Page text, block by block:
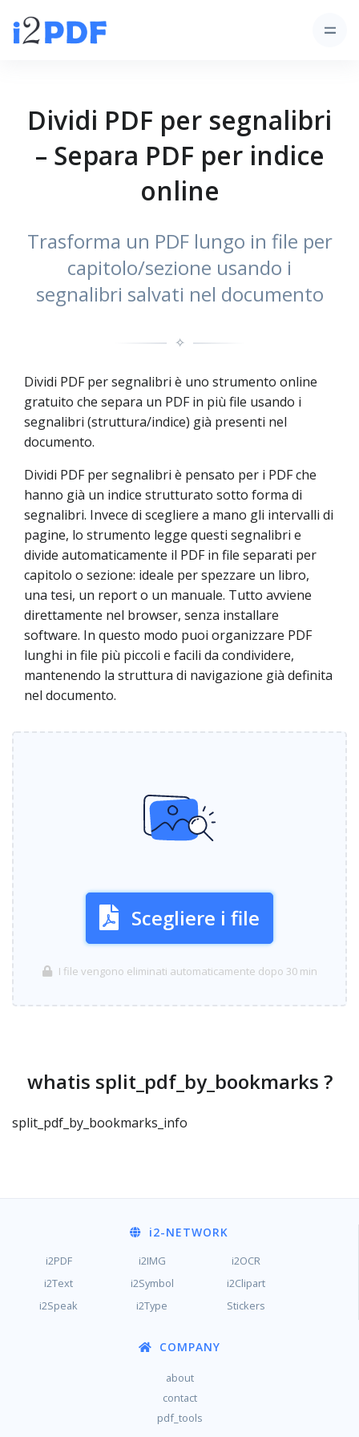
Dividi PDF per segnalibri
– Separa PDF per indice
online
Trasforma un PDF lungo in file per
capitolo/sezione usando i
segnalibri salvati nel documento
✧
Dividi PDF per segnalibri è uno strumento online
gratuito che separa un PDF in più file usando i
segnalibri (struttura/indice) già presenti nel
documento.
Dividi PDF per segnalibri è pensato per i PDF che
hanno già un indice strutturato sotto forma di
segnalibri. Invece di scegliere a mano gli intervalli di
pagine, lo strumento legge questi segnalibri e
divide automaticamente il PDF in file separati per
capitolo o sezione: ideale per spezzare un libro,
una tesi, un report o un manuale. Tutto avviene
direttamente nel browser, senza installare
software. In questo modo puoi organizzare PDF
lunghi in file più piccoli e facili da condividere,
mantenendo la struttura di navigazione già definita
nel documento.
Scegliere i file
I file vengono eliminati automaticamente dopo 30 min
whatis split_pdf_by_bookmarks ?
split_pdf_by_bookmarks_info
i2-NETWORK
i2PDF i2IMG
i2OCR
i2Text
i2Symbol
i2Clipart
i2Speak
i2Type Stickers
COMPANY
about
contact
pdf_tools